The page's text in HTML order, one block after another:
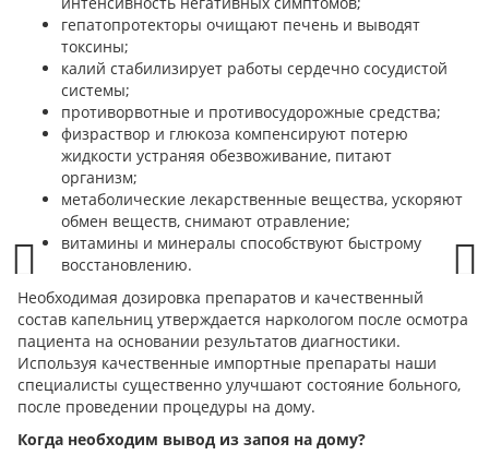
гепатопротекторы очищают печень и выводят
токсины;
калий стабилизирует работы сердечно сосудистой
системы;
противорвотные и противосудорожные средства;
физраствор и глюкоза компенсируют потерю
жидкости устраняя обезвоживание, питают
организм;
метаболические лекарственные вещества, ускоряют
обмен веществ, снимают отравление;
витамины и минералы способствуют быстрому
восстановлению.
Необходимая дозировка препаратов и качественный
состав капельниц утверждается наркологом после осмотра
пациента на основании результатов диагностики.
Используя качественные импортные препараты наши
специалисты существенно улучшают состояние больного,
после проведении процедуры на дому.
Когда необходим вывод из запоя на дому?
Prev